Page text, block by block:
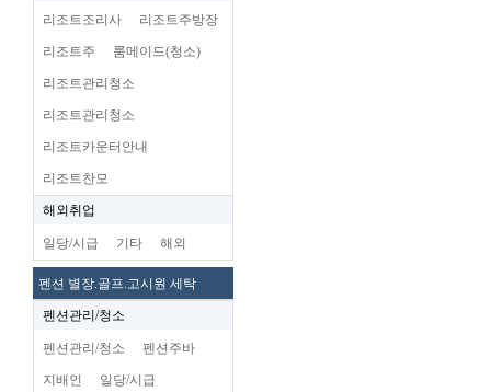
리조트조리사 리조트주방장
리조트주 룸메이드(청소)
리조트관리청소
리조트관리청소
리조트카운터안내
리조트찬모
해외취업
일당/시급 기타 해외
펜션 별장.골프.고시원 세탁
펜션관리/청소
펜션관리/청소 펜션주바
지배인 일당/시급